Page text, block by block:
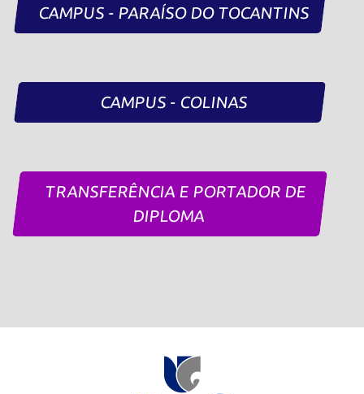
CAMPUS - PARAÍSO DO TOCANTINS
CAMPUS - COLINAS
TRANSFERÊNCIA E PORTADOR DE
DIPLOMA